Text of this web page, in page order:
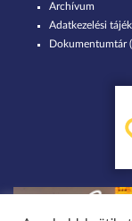
Archívum
Adatkezelési
Dokumentumtár